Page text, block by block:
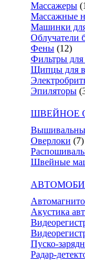
Массажеры
Массажные
Машинки
Облучатели
Фены (12)
Фильтры
Щипцы для
Эпиляторы
ШВЕЙНОЕ
Оверлоки (7)
Швейные
Акустика
Пуско-
Радар-